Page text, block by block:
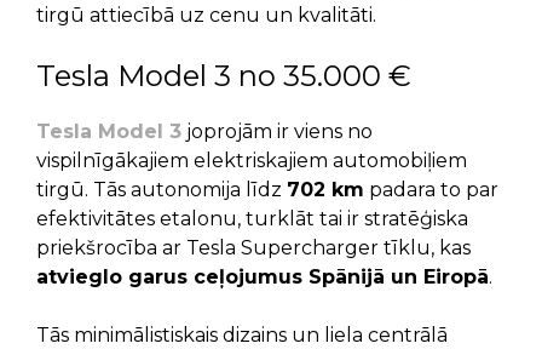
tirgū attiecībā uz cenu un kvalitāti.
Tesla Model 3 no 35.000 €
Tesla Model 3 joprojām ir viens no
vispilnīgākajiem elektriskajiem automobiļiem
tirgū. Tās autonomija līdz 702 km padara to par
efektivitātes etalonu, turklāt tai ir stratēģiska
priekšrocība ar Tesla Supercharger tīklu, kas
atvieglo garus ceļojumus Spānijā un Eiropā.
Tās minimālistiskais dizains un liela centrālā